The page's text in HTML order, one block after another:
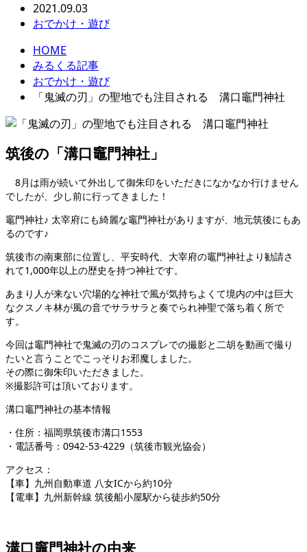
2021.09.03
おでかけ・遊び
HOME
みるくる記事
おでかけ・遊び
「鬼滅の刃」の聖地でも注目される 溝口竈門神社
筑後の「溝口竈門神社」
8月は雨が続いて外出して御朱印をいただきになかなか行けません
でしたが、少し前に行ってきました！
竈門神社♪ 太宰府にも綺麗な竈門神社がありますが、地元筑後にもあ
るのです♪
筑後市の南東部に位置し、平安時代、大宰府の竈門神社より勧請さ
れて1,000年以上の歴史を持つ神社です。
あまり人が来ない穴場的な神社で風が気持ちよくて境内の中は巨大
なクスノキ林が風の音でサラサラと奏でられ神聖で落ち着く所で
す。
今回は竈門神社で鬼滅の刃のコスプレでの撮影と二胡を動画で撮り
たいと言うことでこっそりお邪魔しました。
その際に御朱印いただきました。
※撮影許可は頂いております。
溝口竈門神社の基本情報
・住所：福岡県筑後市溝口1553
・電話番号：0942-53-4229（筑後市観光協会）
アクセス：
【車】九州自動車道 八女ICから約10分
【電車】九州新幹線 筑後船小屋駅から徒歩約50分
溝口竈門神社の由来